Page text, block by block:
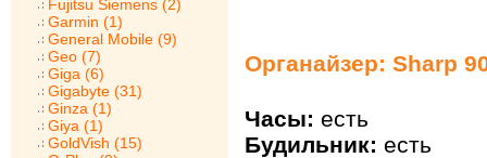
Fujitsu Siemens (2)
Garmin (1)
General Mobile (9)
Geo (7)
Giga (6)
Gigabyte (31)
Ginza (1)
Giya (1)
GoldVish (15)
Органайзер: Sharp
Часы: есть
Будильник: есть